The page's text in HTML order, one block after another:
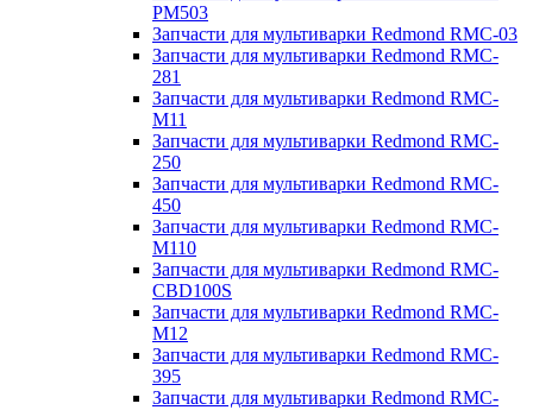
PM503
Запчасти для мультиварки Redmond RMC-03
Запчасти для мультиварки Redmond RMC-
281
Запчасти для мультиварки Redmond RMC-
M11
Запчасти для мультиварки Redmond RMC-
250
Запчасти для мультиварки Redmond RMC-
450
Запчасти для мультиварки Redmond RMC-
M110
Запчасти для мультиварки Redmond RMC-
CBD100S
Запчасти для мультиварки Redmond RMC-
M12
Запчасти для мультиварки Redmond RMC-
395
Запчасти для мультиварки Redmond RMC-